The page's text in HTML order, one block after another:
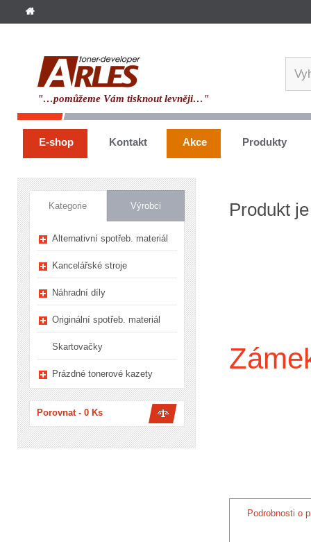
Produkt
Podrobnosti o
Kategorie Výrobci
Alternativní spotřeb. materiál
Kancelářské stroje
Náhradní díly
Originální spotřeb. materiál
Skartovačky
Prázdné tonerové kazety
Porovnat - 0 Ks
"…pomůžeme Vám tisknout levněji…"
E-shop Kontakt Akce Produkty